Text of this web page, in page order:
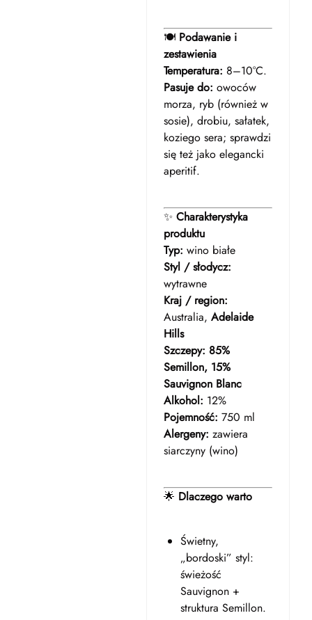
🍽️ Podawanie i
zestawienia
Temperatura: 8–10°C.
Pasuje do: owoców
morza, ryb (również w
sosie), drobiu, sałatek,
koziego sera; sprawdzi
się też jako elegancki
aperitif.
✨ Charakterystyka
produktu
Typ: wino białe
Styl / słodycz:
wytrawne
Kraj / region:
Australia, Adelaide
Hills
Szczepy: 85%
Semillon, 15%
Sauvignon Blanc
Alkohol: 12%
Pojemność: 750 ml
Alergeny: zawiera
siarczyny (wino)
🌟 Dlaczego warto
Świetny,
„bordoski” styl:
świeżość
Sauvignon +
struktura Semillon.